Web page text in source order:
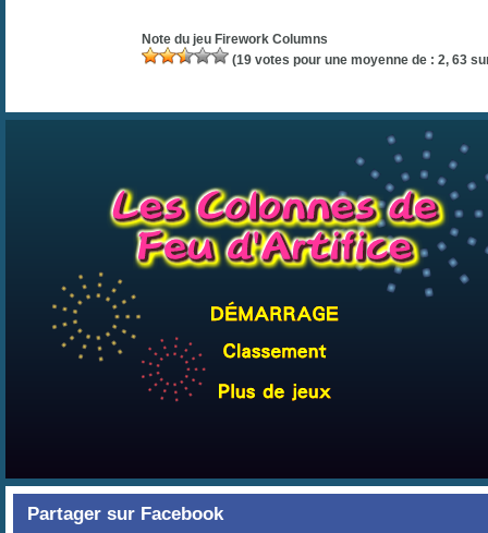
Note du jeu Firework Columns
(19 votes pour une moyenne de : 2, 63
Partager sur Facebook